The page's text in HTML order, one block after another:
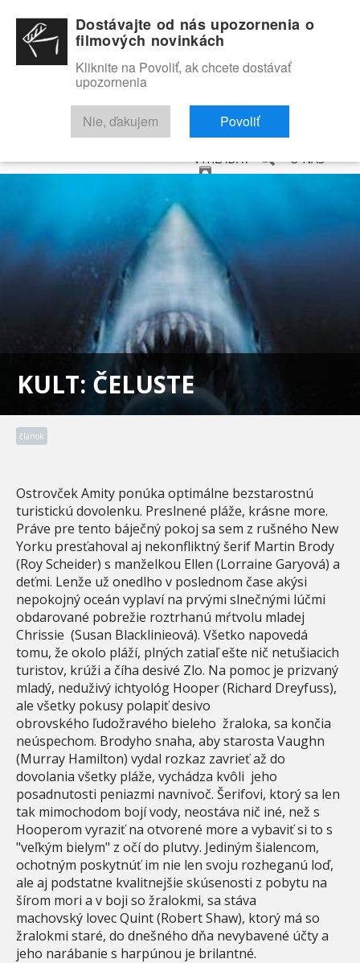
RECENZIE TRAILERY FILMOVÁ DATABÁZA
VYHĽADAŤ O NÁS
KULT: ČELUSTE
článok
Ostrovček Amity ponúka optimálne bezstarostnú
turistickú dovolenku. Preslnené pláže, krásne more.
Práve pre tento báječný pokoj sa sem z rušného New
Yorku presťahoval aj nekonfliktný šerif Martin Brody
(Roy Scheider) s manželkou Ellen (Lorraine Garyová) a
deťmi. Lenže už onedlho v poslednom čase akýsi
nepokojný oceán vyplaví na prvými slnečnými lúčmi
obdarované pobrežie roztrhanú mŕtvolu mladej
Chrissie (Susan Blacklinieová). Všetko napovedá
tomu, že okolo pláží, plných zatiaľ ešte nič netušiacich
turistov, krúži a číha desivé Zlo. Na pomoc je prizvaný
mladý, neduživý ichtyológ Hooper (Richard Dreyfuss),
ale všetky pokusy polapiť desivo
obrovského ľudožravého bieleho žraloka, sa končia
neúspechom. Brodyho snaha, aby starosta Vaughn
(Murray Hamilton) vydal rozkaz zavrieť až do
dovolania všetky pláže, vychádza kvôli jeho
posadnutosti peniazmi navnivoč. Šerifovi, ktorý sa len
tak mimochodom bojí vody, neostáva nič iné, než s
Hooperom vyraziť na otvorené more a vybaviť si to s
"veľkým bielym" z očí do plutvy. Jediným šialencom,
ochotným poskytnúť im nie len svoju rozheganú loď,
ale aj podstatne kvalitnejšie skúsenosti z pobytu na
šírom mori a v boji so žralokmi, sa stáva
machovský lovec Quint (Robert Shaw), ktorý má so
žralokmi staré, do dnešného dňa nevybavené účty a
jeho narábanie s harpúnou je brilantné.
Dostávajte od nás upozornenia o
filmových novinkách
Kliknite na Povoliť, ak chcete dostávať
upozornenia
Nie, ďakujem Povoliť